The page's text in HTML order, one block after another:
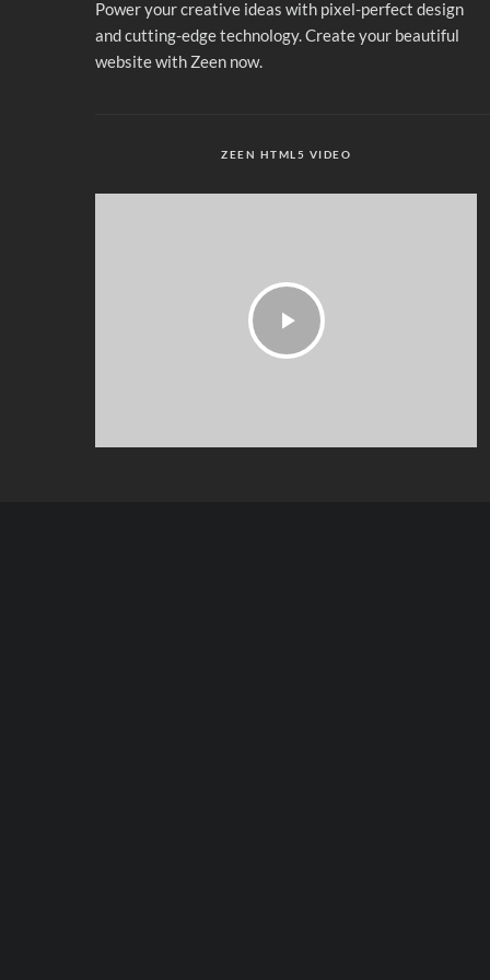
Power your creative ideas with pixel-perfect design
and cutting-edge technology. Create your beautiful
website with Zeen now.
ZEEN HTML5 VIDEO